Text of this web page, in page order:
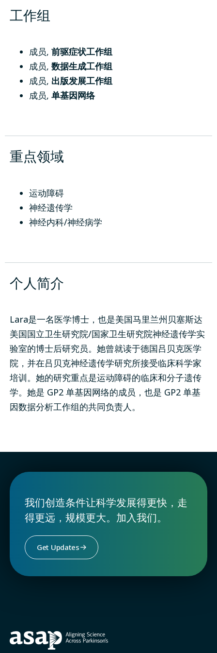
工作组
成员, 前驱症状工作组
成员, 数据生成工作组
成员, 出版发展工作组
成员, 单基因网络
重点领域
运动障碍
神经遗传学
神经内科/神经病学
个人简介
Lara是一名医学博士，也是美国马里兰州贝塞斯达
美国国立卫生研究院/国家卫生研究院神经遗传学实
验室的博士后研究员。她曾就读于德国吕贝克医学
院，并在吕贝克神经遗传学研究所接受临床科学家
培训。她的研究重点是运动障碍的临床和分子遗传
学。她是 GP2 单基因网络的成员，也是 GP2 单基
因数据分析工作组的共同负责人。
我们创造条件让科学发展得更快，走
得更远，规模更大。加入我们。
Get Updates